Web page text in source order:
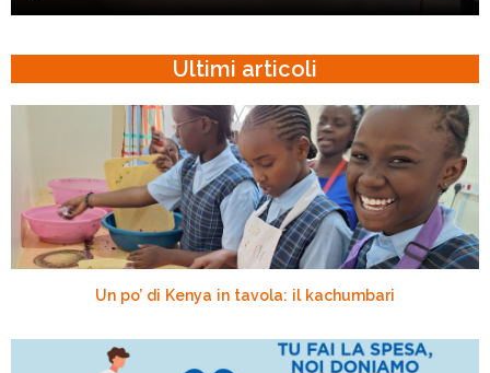
Ultimi articoli
Un po’ di Kenya in tavola: il kachumbari